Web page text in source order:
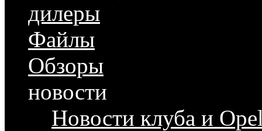
дилеры
Файлы
Обзоры
новости
Новости клуба и